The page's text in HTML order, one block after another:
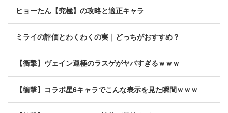
ヒョーたん【究極】の攻略と適正キャラ
ミライの評価とわくわくの実｜どっちがおすすめ？
【衝撃】ヴェイン運極のラスゲがヤバすぎるｗｗｗ
【衝撃】コラボ星6キャラでこんな表示を見た瞬間ｗｗｗ